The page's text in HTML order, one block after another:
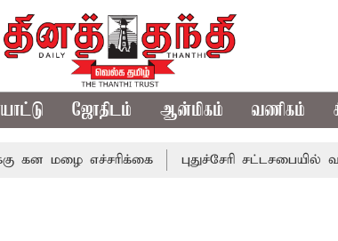
ஜோதிடம் ஆன்மிகம் வணிகம்
எச்சரிக்கை புதுச்சேரி சட்டசபையில் வரும்